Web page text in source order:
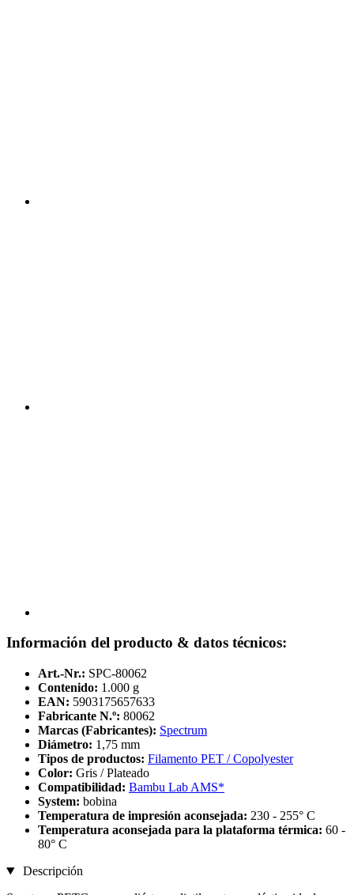
Información del producto & datos técnicos:
Art.-Nr.: SPC-80062
Contenido: 1.000 g
EAN: 5903175657633
Fabricante N.º: 80062
Marcas (Fabricantes): Spectrum
Diámetro: 1,75 mm
Tipos de productos: Filamento PET / Copolyester
Color: Gris / Plateado
Compatibilidad: Bambu Lab AMS*
System: bobina
Temperatura de impresión aconsejada: 230 - 255° C
Temperatura aconsejada para la plataforma térmica: 60 -
80° C
Descripción